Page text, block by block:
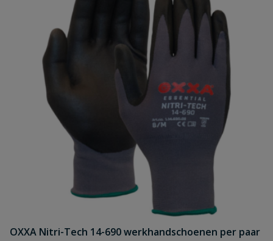
OXXA Nitri-Tech 14-690 werkhandschoenen per paar